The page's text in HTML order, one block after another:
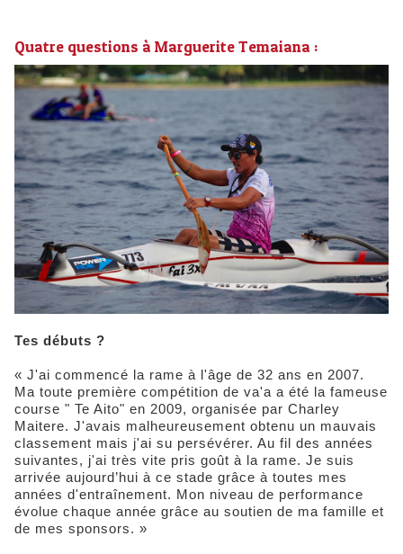
Quatre questions à Marguerite Temaiana :
Tes débuts ?
« J'ai commencé la rame à l'âge de 32 ans en 2007.
Ma toute première compétition de va'a a été la fameuse
course " Te Aito" en 2009, organisée par Charley
Maitere. J'avais malheureusement obtenu un mauvais
classement mais j'ai su persévérer. Au fil des années
suivantes, j'ai très vite pris goût à la rame. Je suis
arrivée aujourd’hui à ce stade grâce à toutes mes
années d'entraînement. Mon niveau de performance
évolue chaque année grâce au soutien de ma famille et
de mes sponsors. »